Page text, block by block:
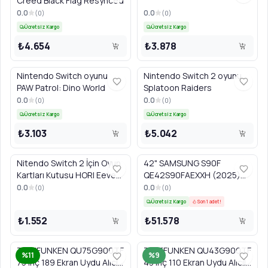
0.0 (0)
Ücretsiz Kargo
₺4.654
0.0 (0)
Ücretsiz Kargo
₺3.878
Nintendo Switch oyunu
PAW Patrol: Dino World
0.0 (0)
Ücretsiz Kargo
₺3.103
Nintendo Switch 2 oyunu
Splatoon Raiders
0.0 (0)
Ücretsiz Kargo
₺5.042
Nitendo Switch 2 İçin Oyun
Kartları Kutusu HORI Eevee
Cottage Core NSX-084E
0.0 (0)
₺1.552
42" SAMSUNG S90F
QE42S90FAEXXH (2025)
4K UHD OLED Akıllı Vision AI
Siyah TV
0.0 (0)
Ücretsiz Kargo Son 1 adet!
₺51.578
%11
TELEFUNKEN QU75G900TF
75 inç 189 Ekran Uydu Alıcılı
%9
TELEFUNKEN QU43G900TF
43 inç 110 Ekran Uydu Alıcılı